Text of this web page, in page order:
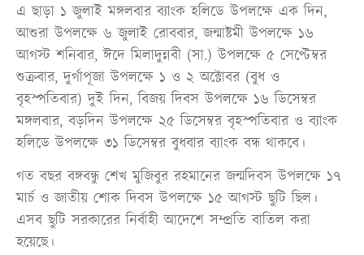
এ ছাড়া ১ জুলাই মঙ্গলবার ব্যাংক হলিডে উপলক্ষে এক দিন,
আশুরা উপলক্ষে ৬ জুলাই রোববার, জন্মাষ্টমী উপলক্ষে ১৬
আগস্ট শনিবার, ঈদে মিলাদুন্নবী (সা.) উপলক্ষে ৫ সেপ্টেম্বর
শুক্রবার, দুর্গাপূজা উপলক্ষে ১ ও ২ অক্টোবর (বুধ ও
বৃহস্পতিবার) দুই দিন, বিজয় দিবস উপলক্ষে ১৬ ডিসেম্বর
মঙ্গলবার, বড়দিন উপলক্ষে ২৫ ডিসেম্বর বৃহস্পতিবার ও ব্যাংক
হলিডে উপলক্ষে ৩১ ডিসেম্বর বুধবার ব্যাংক বন্ধ থাকবে।
গত বছর বঙ্গবন্ধু শেখ মুজিবুর রহমানের জন্মদিবস উপলক্ষে ১৭
মার্চ ও জাতীয় শোক দিবস উপলক্ষে ১৫ আগস্ট ছুটি ছিল।
এসব ছুটি সরকারের নির্বাহী আদেশে সম্প্রতি বাতিল করা
হয়েছে।